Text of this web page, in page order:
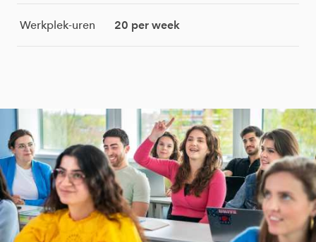
Werkplek-uren 20 per week